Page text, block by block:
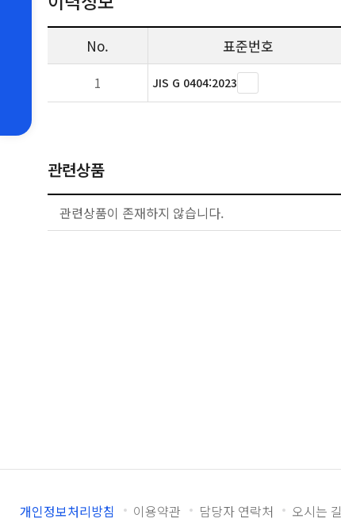
No. 표준번호
1 JIS G 0404:2023
관련상품
관련상품이 존재하지 않습니다.
개인정보처리방침 이용약관 담당자 연락처 오시는 길